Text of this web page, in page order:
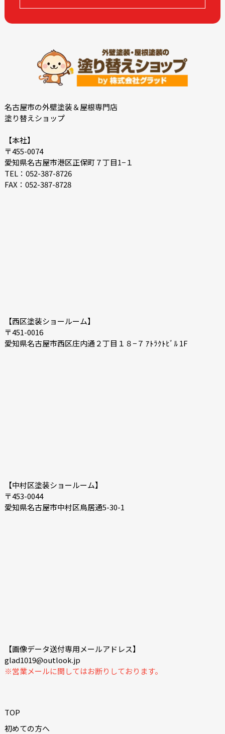
2022-09
2022-08
2022-07
2022-06
2022-03
2022-02
2021-09
2021-08
2021-02
2021-01
2020-11
2020-08
2018-10
名古屋市の外壁塗装＆屋根専門店
塗り替えショップ
【本社】
〒455-0074
愛知県名古屋市港区正保町７丁目1−１
TEL：052-387-8726
FAX：052-387-8728
【西区塗装ショールーム】
〒451-0016
愛知県名古屋市西区庄内通２丁目１８−７ ｱﾄﾗｸﾄﾋﾞﾙ 1F
【中村区塗装ショールーム】
〒453-0044
愛知県名古屋市中村区鳥居通5-30-1
【画像データ送付専用メールアドレス】
glad1019@outlook.jp
※営業メールに関してはお断りしております。
TOP
初めての方へ